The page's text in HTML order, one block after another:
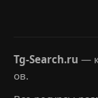
Tg-Search.ru —
ов.